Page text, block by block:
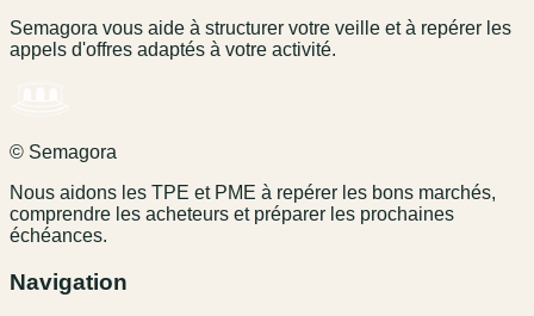
Semagora vous aide à structurer votre veille et à repérer les
appels d'offres adaptés à votre activité.
© Semagora
Nous aidons les TPE et PME à repérer les bons marchés,
comprendre les acheteurs et préparer les prochaines
échéances.
Navigation